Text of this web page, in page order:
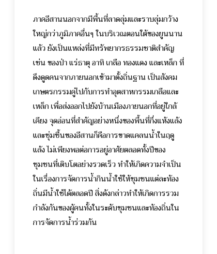
ภาคอีสานนอกจากมีพื้นที่ลาดลุ่มและราบลุ่มกว้าง
ใหญ่กว่าภูมิภาคอื่นๆ ในบริเวณตอนใต้ของยูนนาน
แล้ว ยังเป็นแหล่งที่มีทรัพยากรธรรมชาติสำคัญ
เช่น ของป่า แร่ธาตุ อาทิ เกลือ ทองแดง และเหล็ก ที่
ดึงดูดคนจากภายนอกเข้ามาตั้งถิ่นฐาน เป็นสังคม
เกษตรกรรมคู่ไปกับการทำอุตสาหกรรมเกลือและ
เหล็ก เพื่อส่งออกไปยังบ้านเมืองภายนอกที่อยู่ใกล้
เคียง จุดอ่อนที่สำคัญอย่างหนึ่งของพื้นที่กึ่งแห้งแล้ง
และชุ่มชื้นของอีสานก็คือการขาดแคลนน้ำในฤดู
แล้ง ไม่เพียงพอต่อการอยู่อาศัยตลอดทั้งปีของ
ชุมชนที่เติบโตอย่างรวดเร็ว ทำให้เกิดความจำเป็น
ในเรื่องการจัดการน้ำกินน้ำใช้ให้ชุมชนแต่ละท้อง
ถิ่นมีน้ำใช้ได้ตลอดปี สิ่งดังกล่าวทำให้เกิดการรวม
กำลังกันของผู้คนทั้งในระดับชุมชนและท้องถิ่นใน
การจัดการน้ำร่วมกัน